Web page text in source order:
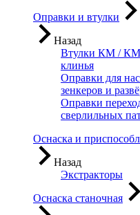
Оправки и втулки
Назад
Втулки КМ / КМ
клинья
Оправки для
зенкеров и
Оправки
сверлильных
Оснаска и
Назад
Экстракторы
Оснаска станочная